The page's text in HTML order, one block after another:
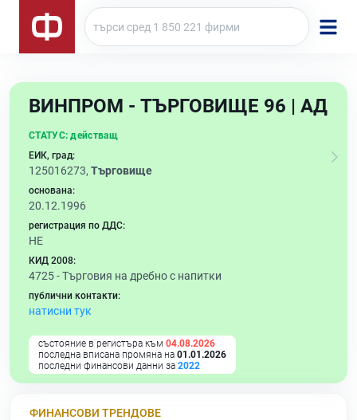
ВИНПРОМ - ТЪРГОВИЩЕ 96 | АД
СТАТУС: действащ
ЕИК, град:
125016273, Търговище
основана:
20.12.1996
регистрация по ДДС:
НЕ
КИД 2008:
4725 -Търговия на дребно с напитки
публични контакти:
натисни тук
състояние в регистъра към 04.08.2026
последна вписана промяна на 01.01.2026
последни финансови данни за 2022
ФИНАНСОВИ ТРЕНДОВЕ